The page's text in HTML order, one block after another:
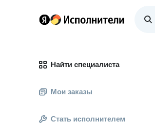
Найти специалиста
Мои заказы
Стать исполнителем